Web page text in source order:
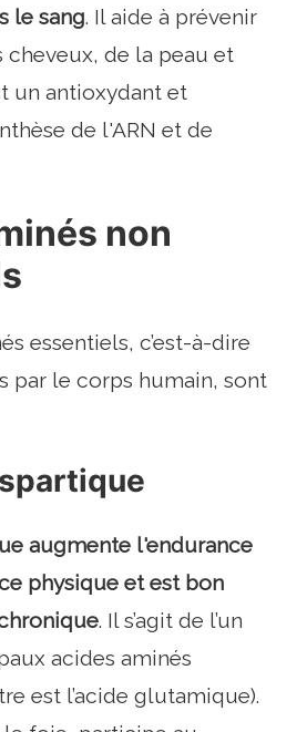
le sang. Il aide à prévenir
cheveux, de la peau et
un antioxydant et
de l'ARN et de
non
essentiels, c’est-à-dire
par le corps humain, sont
augmente l'endurance
physique et est bon
. Il s’agit de l’un
acides aminés
est l’acide glutamique).